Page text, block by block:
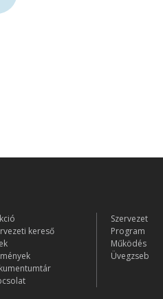
kereső
Szervezet
Program
Működés
Üvegzseb